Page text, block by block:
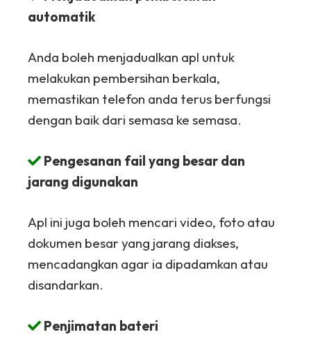
automatik
Anda boleh menjadualkan apl untuk
melakukan pembersihan berkala,
memastikan telefon anda terus berfungsi
dengan baik dari semasa ke semasa.
Pengesanan fail yang besar dan
jarang digunakan
Apl ini juga boleh mencari video, foto atau
dokumen besar yang jarang diakses,
mencadangkan agar ia dipadamkan atau
disandarkan.
Penjimatan bateri